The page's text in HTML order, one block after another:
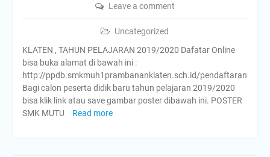
Leave a comment
Uncategorized
KLATEN , TAHUN PELAJARAN 2019/2020 Dafatar Online
bisa buka alamat di bawah ini :
http://ppdb.smkmuh1prambananklaten.sch.id/pendaftaran
Bagi calon peserta didik baru tahun pelajaran 2019/2020
bisa klik link atau save gambar poster dibawah ini. POSTER
SMK MUTU
Read more